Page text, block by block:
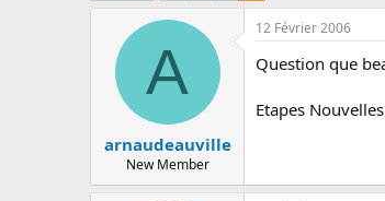
e
d
s
e
d
é
u
t
A
arnaudeauville
New Member
12 Février 2006
Question que
Etapes